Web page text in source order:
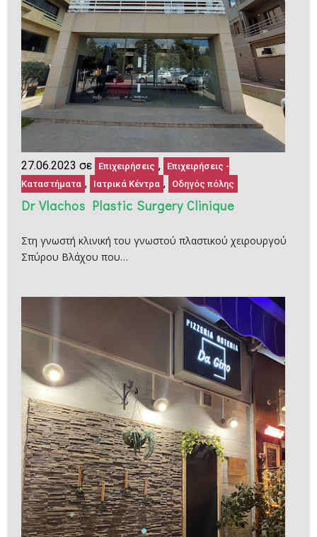
27.06.2023 σε Επιχειρήσεις ,
Επιχειρήσεις -
Καταστήματα , Ιατρικά Κέντρα , Οδηγός πόλης
Dr Vlachos Plastic Surgery Clinique
Στη γνωστή κλινική του γνωστού πλαστικού χειρουργού
Σπύρου Βλάχου που…